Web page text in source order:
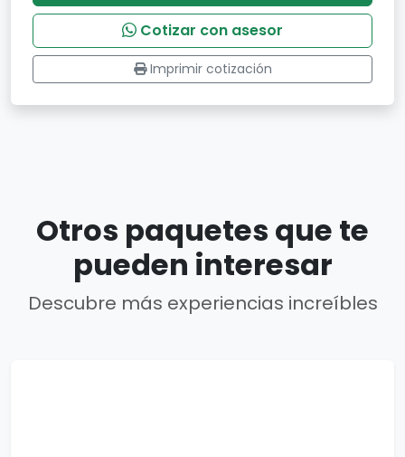
Cotizar con asesor
Imprimir cotización
Otros paquetes que te
pueden interesar
Descubre más experiencias increíbles